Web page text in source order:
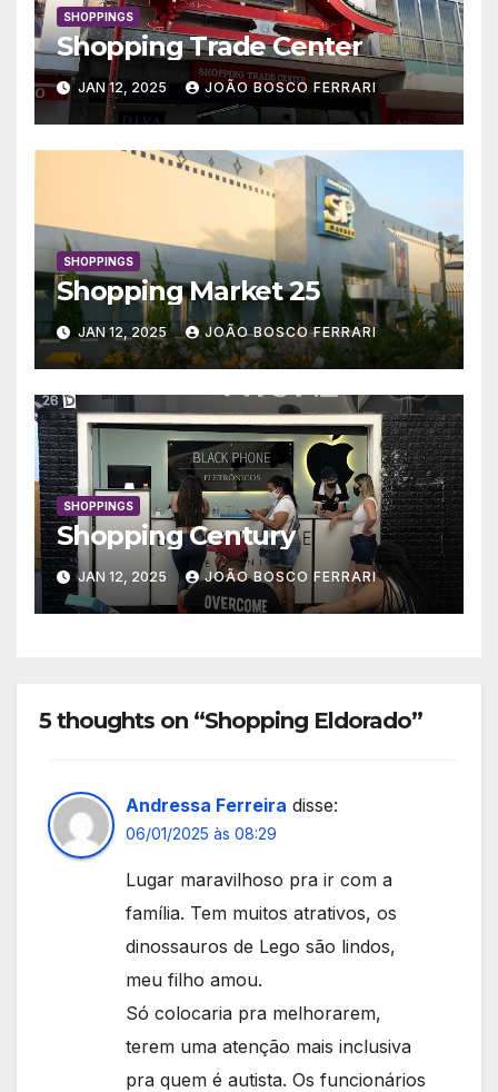
SHOPPINGS
Shopping Trade Center
JAN 12, 2025 JOÃO BOSCO FERRARI
SHOPPINGS
Shopping Market 25
JAN 12, 2025 JOÃO BOSCO FERRARI
SHOPPINGS
Shopping Century
JAN 12, 2025 JOÃO BOSCO FERRARI
5 thoughts on “Shopping Eldorado”
Andressa Ferreira disse:
06/01/2025 às 08:29
Lugar maravilhoso pra ir com a
família. Tem muitos atrativos, os
dinossauros de Lego são lindos,
meu filho amou.
Só colocaria pra melhorarem,
terem uma atenção mais inclusiva
pra quem é autista. Os funcionários